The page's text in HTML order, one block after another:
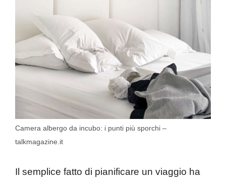
Camera albergo da incubo: i punti più sporchi –
talkmagazine.it
Il semplice fatto di pianificare un viaggio ha